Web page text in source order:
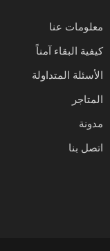
معلومات عنا
كيفية البقاء آمناً
الأسئلة المتداولة
المتاجر
مدونة
اتصل بنا